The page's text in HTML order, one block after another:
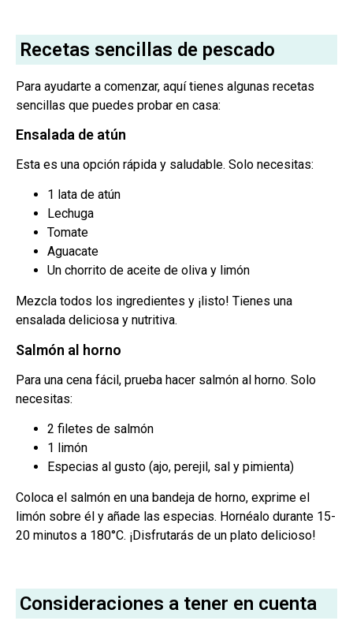
Recetas sencillas de pescado
Para ayudarte a comenzar, aquí tienes algunas recetas
sencillas que puedes probar en casa:
Ensalada de atún
Esta es una opción rápida y saludable. Solo necesitas:
1 lata de atún
Lechuga
Tomate
Aguacate
Un chorrito de aceite de oliva y limón
Mezcla todos los ingredientes y ¡listo! Tienes una
ensalada deliciosa y nutritiva.
Salmón al horno
Para una cena fácil, prueba hacer salmón al horno. Solo
necesitas:
2 filetes de salmón
1 limón
Especias al gusto (ajo, perejil, sal y pimienta)
Coloca el salmón en una bandeja de horno, exprime el
limón sobre él y añade las especias. Hornéalo durante 15-
20 minutos a 180°C. ¡Disfrutarás de un plato delicioso!
Consideraciones a tener en cuenta